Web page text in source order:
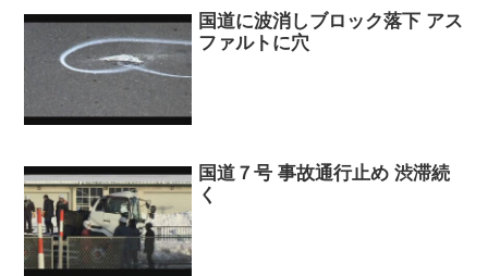
国道に波消しブロック落下 アス
ファルトに穴
国道７号 事故通行止め 渋滞続
く